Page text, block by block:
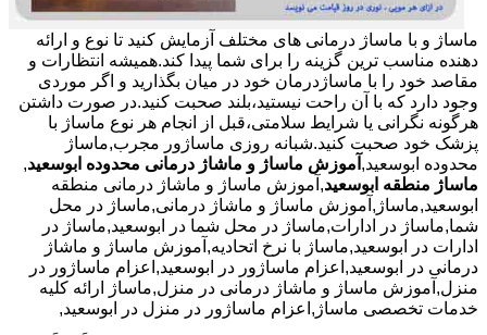
ماساژ و با ماساژ درمانی های مختلف آزمایش کنید تا نوع و ارائه
دهنده مناسب ترین گزینه را برای شما پیدا کند.همیشه انتظارات و
مقاصد خود را با ماساژدرمان خود در میان بگذارید و اگر موردی
وجود دارد که با آن راحت نیستید،بلند صحبت کنید.در صورت داشتن
هرگونه نگرانی یا شرایط سلامتی،قبل از انجام هر نوع ماساژ با
پزشک خود صحبت کنید.شبانه روزی ماساژور مجرب,ماساژ
محدوده ابوسعید, آموزش ماساژ و ماشاژ درمانی محدوده ابوسعید,
ماساژ منطقه ابوسعید,آموزش ماساژ و ماشاژ درمانی منطقه
ابوسعید,ماساژ,آموزش ماساژ و ماشاژ درمانی,ماساژ در محل
شما,ماساژ در ادارات,ماساژ در محل شما در ابوسعید,ماساژ در
ادارات در ابوسعید,ماساژ با نرخ اتحادیه,آموزش ماساژ و ماشاژ
درمانی در ابوسعید,اعزام ماساژور در ابوسعید,اعزام ماساژور در
منزل,آموزش ماساژ و ماشاژ درمانی در منزل,ماساژ ارائه کلیه
خدمات تخصصی ماساژ,اعزام ماساژور در منزل در ابوسعید,